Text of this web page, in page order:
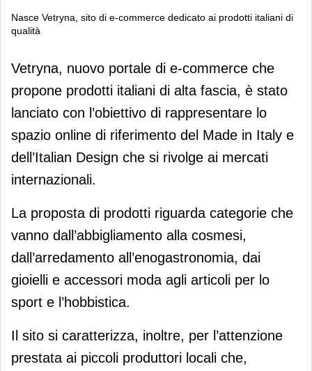
Nasce Vetryna, sito di e-commerce dedicato ai prodotti italiani di
qualità
Nasce Vetryna, sito di e-commerce
dedicato ai prodotti italiani di qualità
Vetryna, nuovo portale di e-commerce che
propone prodotti italiani di alta fascia, è stato
lanciato con l’obiettivo di rappresentare lo
spazio online di riferimento del Made in Italy e
dell’Italian Design che si rivolge ai mercati
internazionali.
La proposta di prodotti riguarda categorie che
vanno dall’abbigliamento alla cosmesi,
dall’arredamento all’enogastronomia, dai
gioielli e accessori moda agli articoli per lo
sport e l’hobbistica.
Il sito si caratterizza, inoltre, per l’attenzione
prestata ai piccoli produttori locali che,